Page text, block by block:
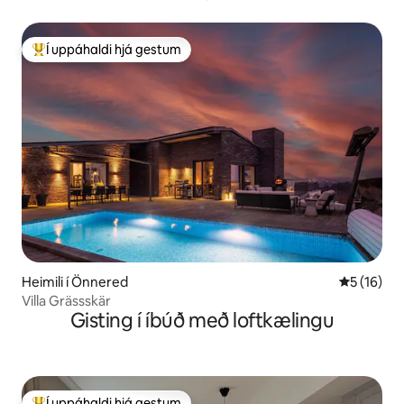
Í mestu uppáhaldi hjá gestum
Í uppáhaldi hjá gestum
Heimili í Önnered 5 af 5 í
5 (16)
Villa Grässskär
Gisting í íbúð með loftkælingu